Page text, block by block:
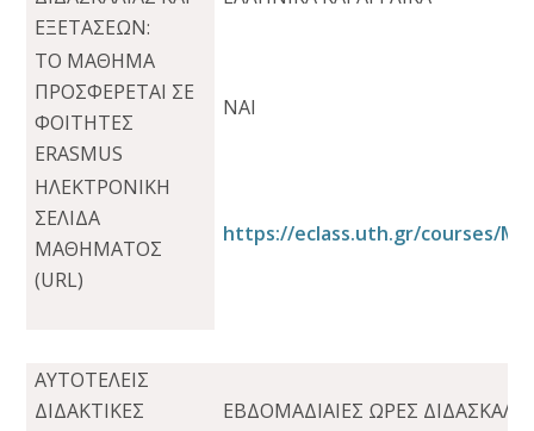
ΕΞΕΤΑΣΕΩΝ:
ΤΟ ΜΑΘΗΜΑ
ΠΡΟΣΦΕΡΕΤΑΙ ΣΕ
ΦΟΙΤΗΤΕΣ
ERASMUS
ΝΑΙ
ΗΛΕΚΤΡΟΝΙΚΗ
ΣΕΛΙΔΑ
ΜΑΘΗΜΑΤΟΣ
(URL)
https://eclass.uth.gr/courses/
ΑΥΤΟΤΕΛΕΙΣ
ΔΙΔΑΚΤΙΚΕΣ
ΕΒΔΟΜΑΔΙΑΙΕΣ ΩΡΕΣ